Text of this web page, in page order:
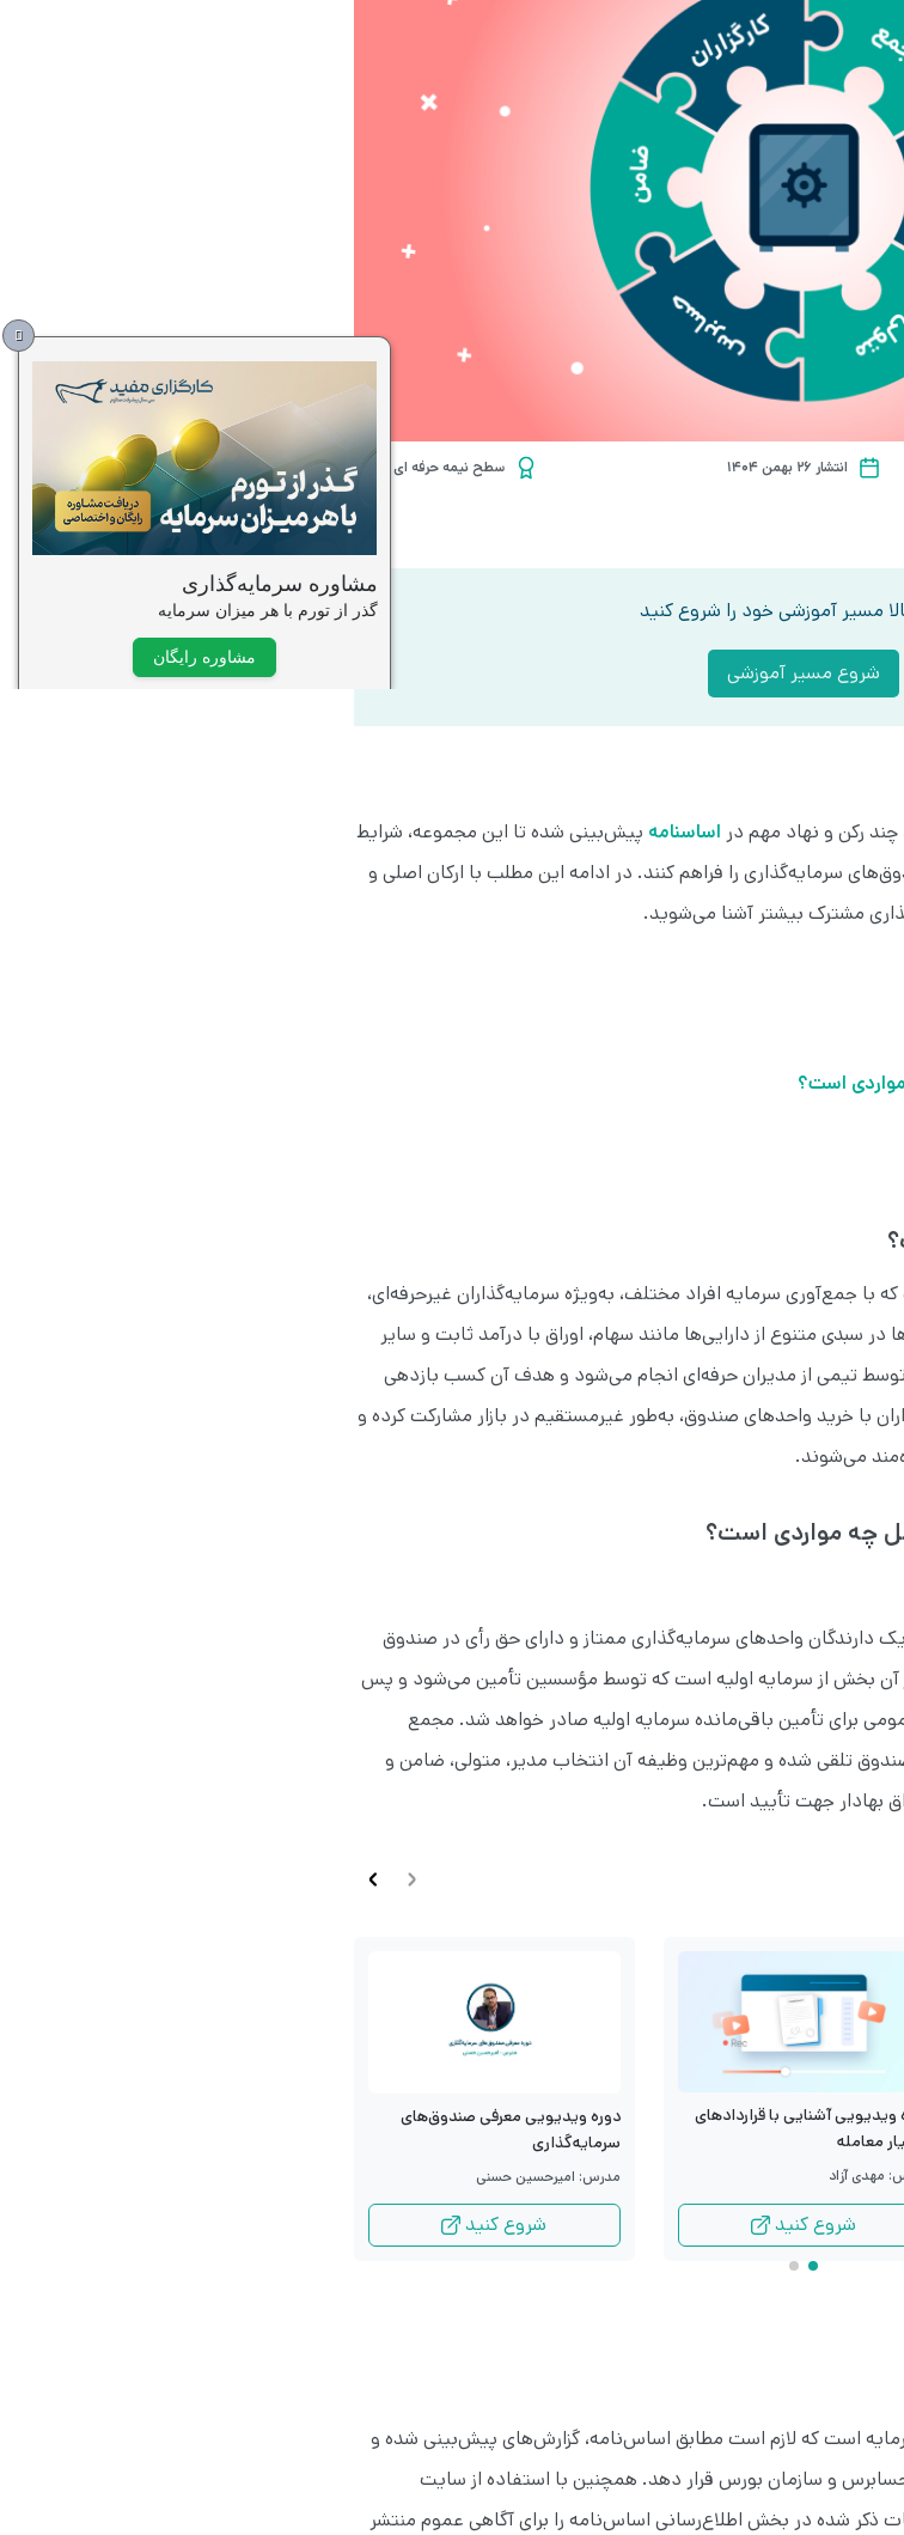
انتشار ۲۶ بهمن ۱۴۰۴ سطح نیمه حرفه ای
مسیر آموزشی خود را شروع کنید
شروع مسیر آموزشی
چند رکن و نهاد مهم در اساسنامه پیش‌بینی شده تا این مجموعه، شرایط
سرمایه‌گذاری را فراهم کنند. در ادامه این مطلب با ارکان اصلی و
مشترک بیشتر آشنا می‌شوید.
است؟
جمع‌آوری سرمایه افراد مختلف، به‌ویژه سرمایه‌گذاران غیرحرفه‌ای،
سبدی متنوع از دارایی‌ها مانند سهام، اوراق با درآمد ثابت و سایر
توسط تیمی از مدیران حرفه‌ای انجام می‌شود و هدف آن کسب بازدهی
با خرید واحدهای صندوق، به‌طور غیرمستقیم در بازار مشارکت کرده و
می‌شوند.
چه مواردی است؟
واحدهای سرمایه‌گذاری ممتاز و دارای حق رأی در صندوق
آن بخش از سرمایه‌ اولیه است که توسط مؤسسین تأمین می‌شود و پس
برای تأمین باقی‌مانده سرمایه‌ اولیه صادر خواهد شد. مجمع
تلقی شده و مهم‌ترین وظیفه آن انتخاب مدیر، متولی، ضامن و
بهادار جهت تأیید است.
ویدیویی آشنایی با قراردادهای
معامله
مهدی آزاد
شروع کنید
دوره ویدیویی معرفی صندوق‌های
سرمایه‌گذاری
مدرس: امیرحسین حسنی
شروع کنید
است که لازم است مطابق اساس‌نامه، گزارش‌های پیش‌بینی شده و
حسابرس و سازمان بورس قرار دهد. همچنین با استفاده از سایت
ذکر شده در بخش اطلاع‌رسانی اساس‌نامه را برای آگاهی عموم منتشر